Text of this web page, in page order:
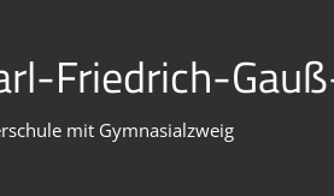
Friedrich-
mit Gymnasialzweig